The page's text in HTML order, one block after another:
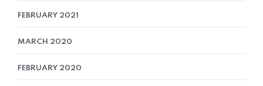
FEBRUARY 2021
MARCH 2020
FEBRUARY 2020